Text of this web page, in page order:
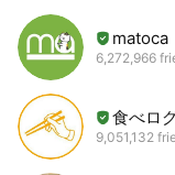
matoca
6,272,966
食べロ
9,051,132